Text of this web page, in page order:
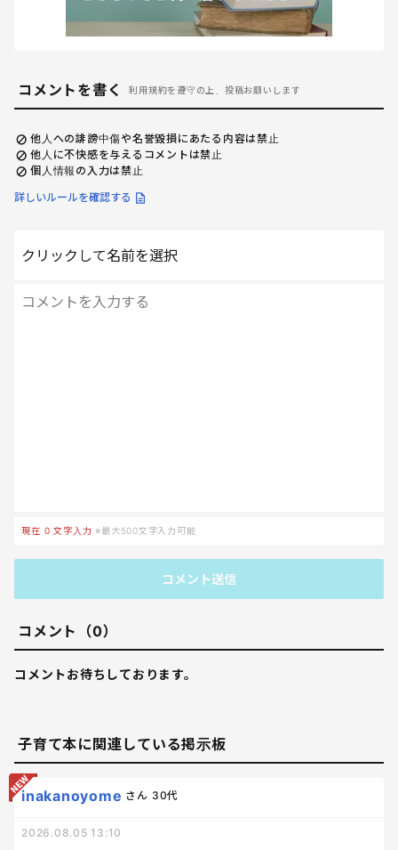
コメントを書く 利用規約を遵守の上、投稿お願いします
他人への誹謗中傷や名誉毀損にあたる内容は禁止
他人に不快感を与えるコメントは禁止
個人情報の入力は禁止
詳しいルールを確認する
クリックして名前を選択
現在 0 文字入力 ※最大500文字入力可能
コメント送信
コメント（0）
コメントお待ちしております。
子育て本に関連している掲示板
inakanoyome さん 30代
2026.08.05 13:10